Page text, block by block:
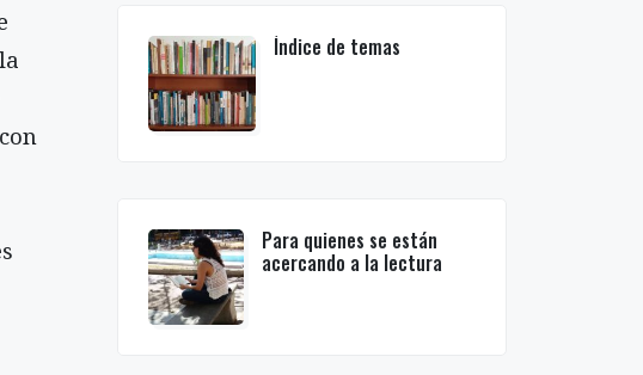
Índice de temas
Para quienes se están
acercando a la lectura